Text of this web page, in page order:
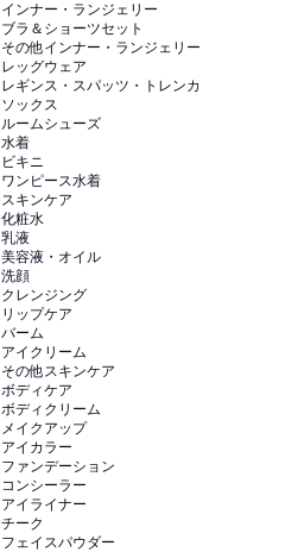
インナー・ランジェリー
ブラ＆ショーツセット
その他インナー・ランジェリー
レッグウェア
レギンス・スパッツ・トレンカ
ソックス
ルームシューズ
水着
ビキニ
ワンピース水着
スキンケア
化粧水
乳液
美容液・オイル
洗顔
クレンジング
リップケア
バーム
アイクリーム
その他スキンケア
ボディケア
ボディクリーム
メイクアップ
アイカラー
ファンデーション
コンシーラー
アイライナー
チーク
フェイスパウダー